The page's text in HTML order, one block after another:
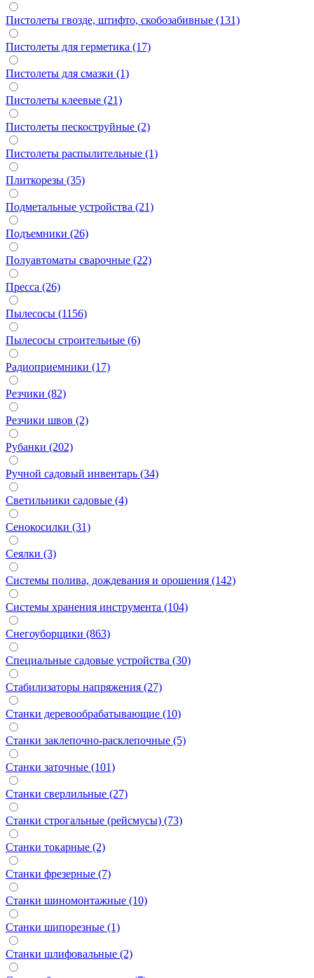
Пистолеты гвозде, штифто, скобозабивные (131)
Пистолеты для герметика (17)
Пистолеты для смазки (1)
Пистолеты клеевые (21)
Пистолеты пескоструйные (2)
Пистолеты распылительные (1)
Плиткорезы (35)
Подметальные устройства (21)
Подъемники (26)
Полуавтоматы сварочные (22)
Пресса (26)
Пылесосы (1156)
Пылесосы строительные (6)
Радиоприемники (17)
Резчики (82)
Резчики швов (2)
Рубанки (202)
Ручной садовый инвентарь (34)
Светильники садовые (4)
Сенокосилки (31)
Сеялки (3)
Системы полива, дождевания и орошения (142)
Системы хранения инструмента (104)
Снегоуборщики (863)
Специальные садовые устройства (30)
Стабилизаторы напряжения (27)
Станки деревообрабатывающие (10)
Станки заклепочно-расклепочные (5)
Станки заточные (101)
Станки сверлильные (27)
Станки строгальные (рейсмусы) (73)
Станки токарные (2)
Станки фрезерные (7)
Станки шиномонтажные (10)
Станки шипорезные (1)
Станки шлифовальные (2)